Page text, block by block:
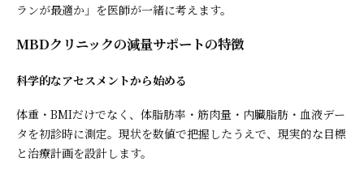
ランが最適か」を医師が一緒に考えます。
MBDクリニックの減量サポートの特徴
科学的なアセスメントから始める
体重・BMIだけでなく、体脂肪率・筋肉量・内臓脂肪・血液デー
タを初診時に測定。現状を数値で把握したうえで、現実的な目標
と治療計画を設計します。